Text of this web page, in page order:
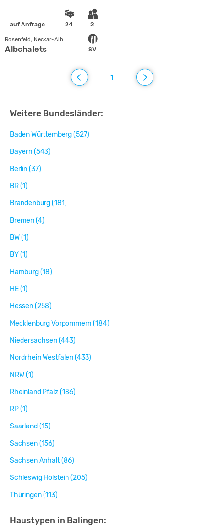
auf Anfrage 24 2
SV
Rosenfeld, Neckar-Alb
Albchalets
1
Weitere Bundesländer:
Baden Württemberg (527)
Bayern (543)
Berlin (37)
BR (1)
Brandenburg (181)
Bremen (4)
BW (1)
BY (1)
Hamburg (18)
HE (1)
Hessen (258)
Mecklenburg Vorpommern (184)
Niedersachsen (443)
Nordrhein Westfalen (433)
NRW (1)
Rheinland Pfalz (186)
RP (1)
Saarland (15)
Sachsen (156)
Sachsen Anhalt (86)
Schleswig Holstein (205)
Thüringen (113)
Haustypen in Balingen: